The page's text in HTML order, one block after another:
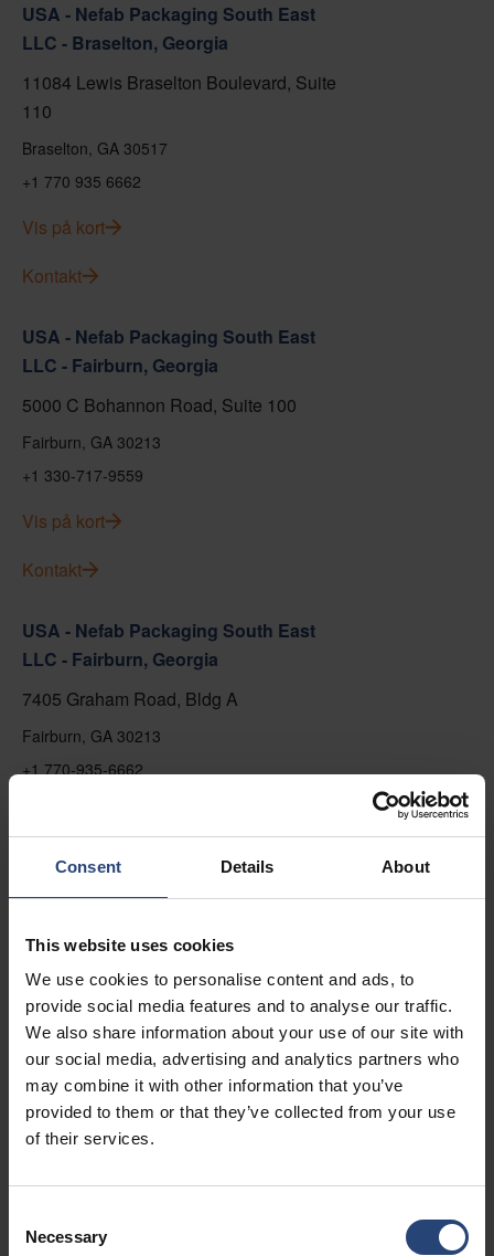
Consent Details About
This website uses cookies
We use cookies to personalise content and ads, to
provide social media features and to analyse our traffic.
We also share information about your use of our site with
our social media, advertising and analytics partners who
may combine it with other information that you’ve
provided to them or that they’ve collected from your use
of their services.
Selection
Necessary
USA - Nefab Packaging South East
LLC - Braselton, Georgia
11084 Lewis Braselton Boulevard, Suite
110
Braselton, GA 30517
+1 770 935 6662
Vis på kort
Kontakt
USA - Nefab Packaging South East
LLC - Fairburn, Georgia
5000 C Bohannon Road, Suite 100
Fairburn, GA 30213
+1 330-717-9559
Vis på kort
Kontakt
USA - Nefab Packaging South East
LLC - Fairburn, Georgia
7405 Graham Road, Bldg A
Fairburn, GA 30213
+1 770-935-6662
Kontakt
Illinois
1539 Hunter Rd
Hanover Park, IL 60133
+1 630-451-5345 x50103
Vis på kort
Massachusetts